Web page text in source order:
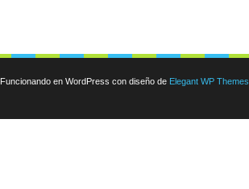
Funcionando en WordPress con diseño de Elegant WP Themes